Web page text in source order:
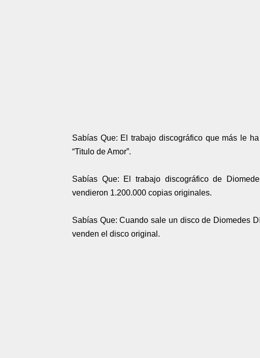
Sabías Que: El trabajo discográfico que más le
“Titulo de Amor”.
Sabías Que: El trabajo discográfico de
vendieron 1.200.000 copias originales.
Sabías Que: Cuando sale un disco de Diomedes
venden el disco original.